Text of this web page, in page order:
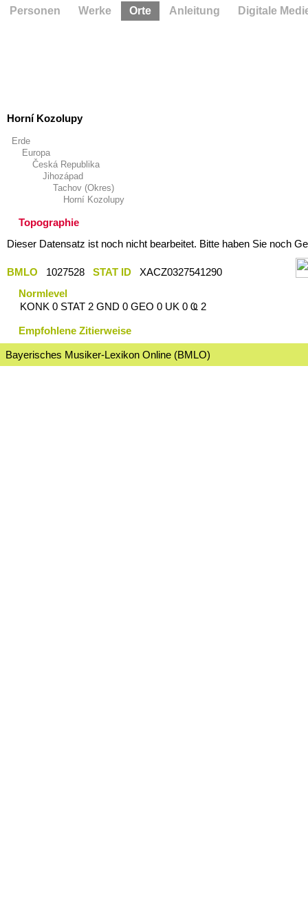
Horní Kozolupy
Erde
Europa
Česká Republika
Jihozápad
Tachov (Okres)
Horní Kozolupy
Topographie
Dieser Datensatz ist noch nicht bearbeitet. Bitte haben Sie noch
BMLO 1027528 STAT ID
XACZ0327541290
Normlevel
KONK 0 STAT 2 GND 0 GEO 0 UK 0 Ҩ 2
Empfohlene Zitierweise
Bayerisches Musiker-Lexikon Online (BMLO)
Personen Werke Orte Anleitung Digitale